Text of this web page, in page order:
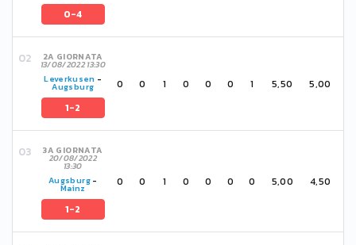
0-4
2A GIORNATA
13/08/2022 13:30
Leverkusen -
Augsburg
1-2
0 0 1 0 0 0 1 5,50 5,00
3A GIORNATA
20/08/2022
13:30
Augsburg-
Mainz
1-2
0 0 1 0 0 0 0 5,00 4,50